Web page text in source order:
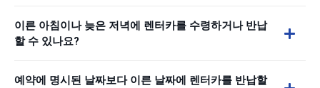
이른 아침이나 늦은 저녁에 렌터카를 수령하거나 반납
할 수 있나요?
예약에 명시된 날짜보다 이른 날짜에 렌터카를 반납할